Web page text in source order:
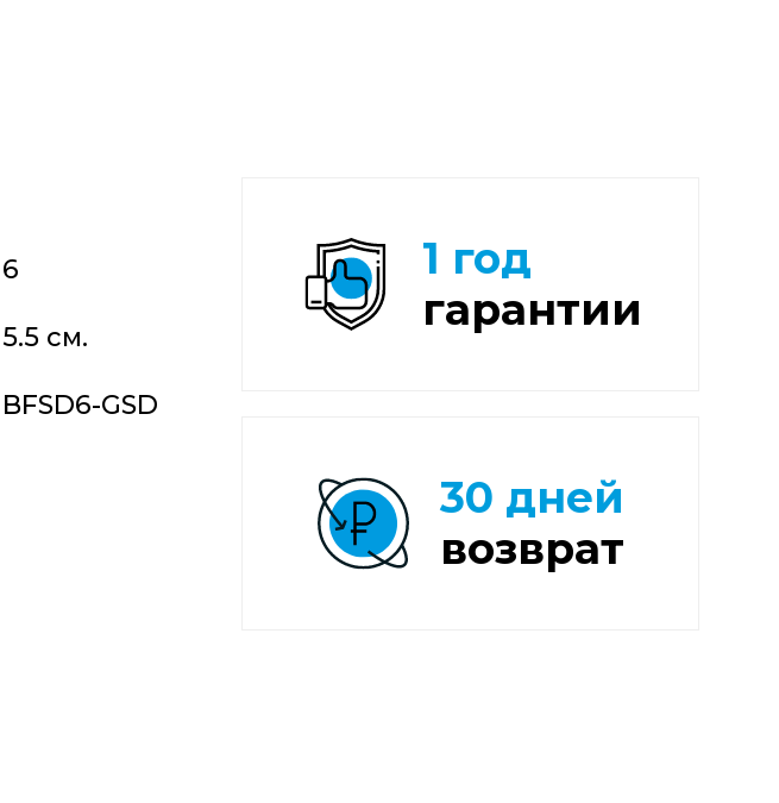
6
5.5 см.
BFSD6-GSD
1 год
гарантии
30 дней
возврат